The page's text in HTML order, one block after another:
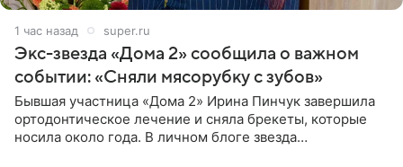
1 час назад super.ru
Экс-звезда «Дома 2» сообщила о важном
событии: «Сняли мясорубку с зубов»
Бывшая участница «Дома 2» Ирина Пинчук завершила
ортодонтическое лечение и сняла брекеты, которые
носила около года. В личном блоге звезда